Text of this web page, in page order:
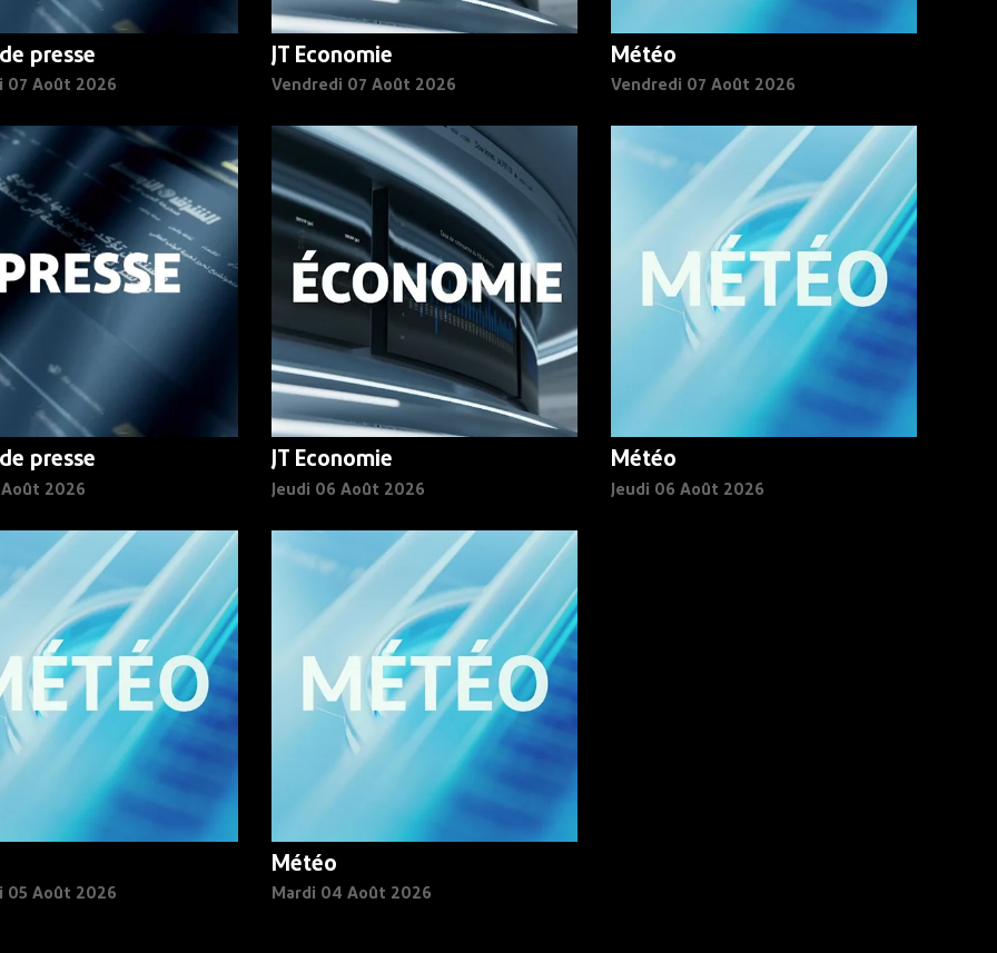
presse
07 Août 2026
JT Economie
Vendredi 07 Août 2026
Météo
Vendredi 07 Août 2026
presse
2026
JT Economie
Jeudi 06 Août 2026
Météo
Jeudi 06 Août 2026
05 Août 2026
Météo
Mardi 04 Août 2026